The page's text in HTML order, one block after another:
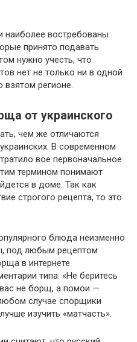
наиболее востребованы
принято подавать
нужно учесть, что
нет не только ни в одной
регионе.
от украинского
чем же отличаются
В современном
вое первоначальное
термином понимают
в доме. Так как
строгого рецепта, то это
блюда неизменно
под любым рецептом
в интернете
типа: «Не беритесь
вас не борщ, а помои —
случае спорщики
изучить «матчасть».